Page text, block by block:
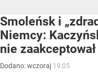
Smoleńsk i
Niemcy:
nie
Dodano:wczoraj 19:05